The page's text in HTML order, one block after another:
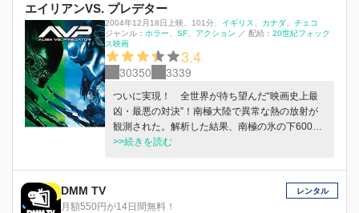
エイリアンVS. プレデター
2004年12月18日上映 101分 イギリス カナダ
チェコ
ジャンル： ホラー SF アクション ／ 配給： 20世紀フォック
ス映画
3.4
30350 3339
ついに実現！ 全世界が待ち望んだ“映画史上最
凶・最悪の対決”！南極大陸で異常な熱の放射が
観測された。解析した結果、南極の氷の下600メ
ートルに巨大な建造物が眠っていることが発覚。
ドを頼み、謎の熱源へと向かう。彼等が発見した
のは、様々な古代文明の特徴が混在するピラミッ
ド。だが世紀の発見に喜ぶのも束の間。そこはプ
>>続きを読む
DMM TV
月額550円が14日間無料！
レンタル